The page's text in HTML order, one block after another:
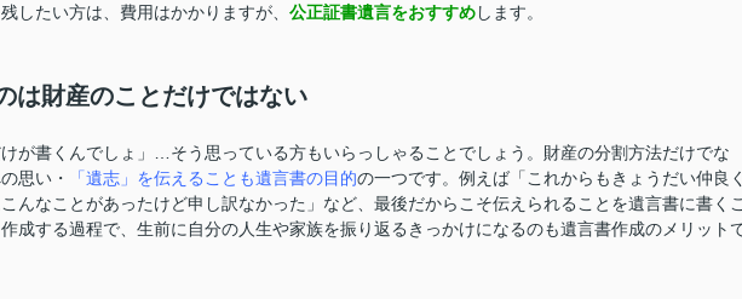
したい方は、費用はかかりますが、 公正証書遺言をおすすめします。
は財産のことだけではない
が書くんでしょ」…そう思っている方もいらっしゃることでしょう。財産の分割方法だけでな
思い・
「遺志」を伝えることも遺言書の目的の一つです。例えば「これからもきょうだい仲良く
んなことがあったけど申し訳なかった」など、最後だからこそ伝えられることを遺言書に書くこ
成する過程で、生前に自分の人生や家族を振り返るきっかけになるのも遺言書作成のメリット